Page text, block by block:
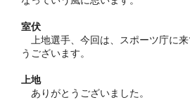
室伏
上地選手、今回は、スポーツ庁に
うございます。
上地
ありがとうございました。